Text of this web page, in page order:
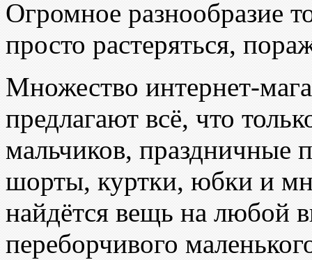
Огромное разнообразие
просто растеряться,
Множество интернет-
предлагают всё, что
мальчиков, праздничные
шорты, куртки, юбки и
найдётся вещь на любой
переборчивого